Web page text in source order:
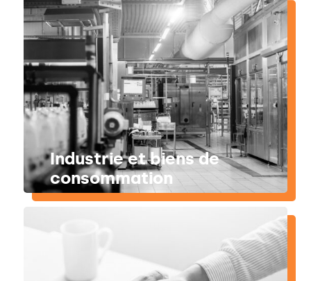
Industrie et biens de
consommation